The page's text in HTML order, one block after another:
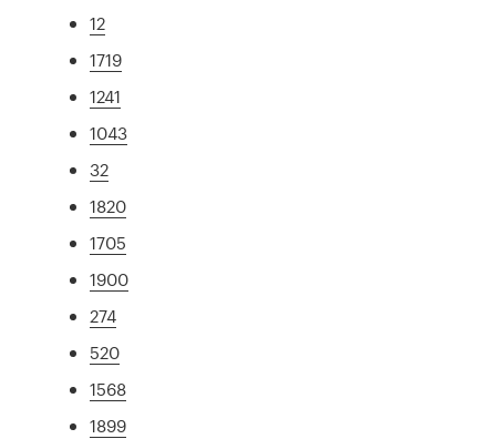
12
1719
1241
1043
32
1820
1705
1900
274
520
1568
1899